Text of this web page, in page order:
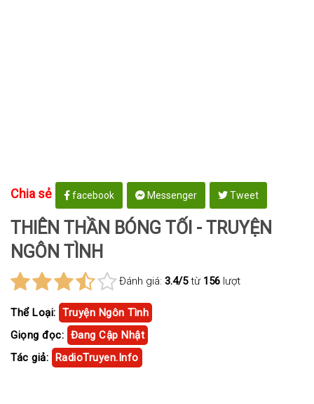
Chia sẻ facebook Messenger Tweet
THIÊN THẦN BÓNG TỐI - TRUYỆN
NGÔN TÌNH
Đánh giá: 3.4/5từ 156 lượt
Thể Loại: Truyện Ngôn Tình
Giọng đọc: Đang Cập Nhật
Tác giả: RadioTruyen.Info